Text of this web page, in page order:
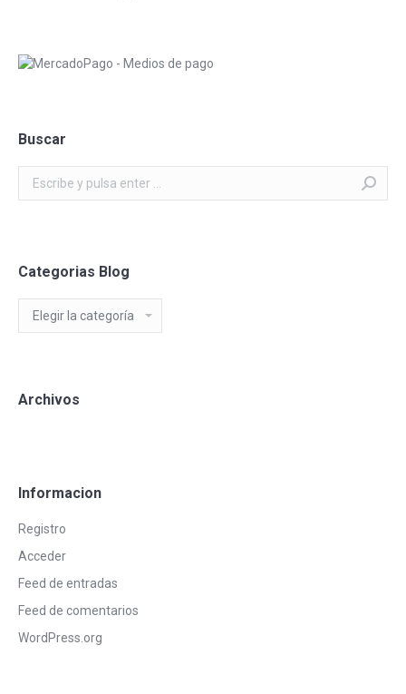
Buscar
Categorias Blog
Blog
Archivos
Informacion
Registro
Acceder
Feed de entradas
Feed de comentarios
WordPress.org